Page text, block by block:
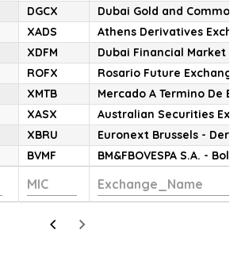
DGCX
Dubai Gold and
XADS
Athens Derivatives
XDFM
Dubai Financial Market
ROFX
Rosario Future Exchange
XMTB
Mercado A Termino De
XASX
Australian Securities
XBRU
Euronext Brussels -
BVMF BM&FBOVESPA S.A. -